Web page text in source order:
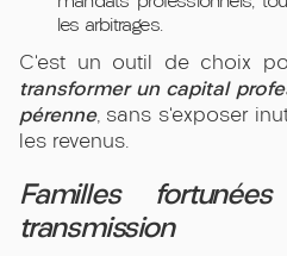
les arbitrages.
C’est un outil de choix
transformer un capital
pérenne, sans s’exposer
les revenus.
Familles
transmission